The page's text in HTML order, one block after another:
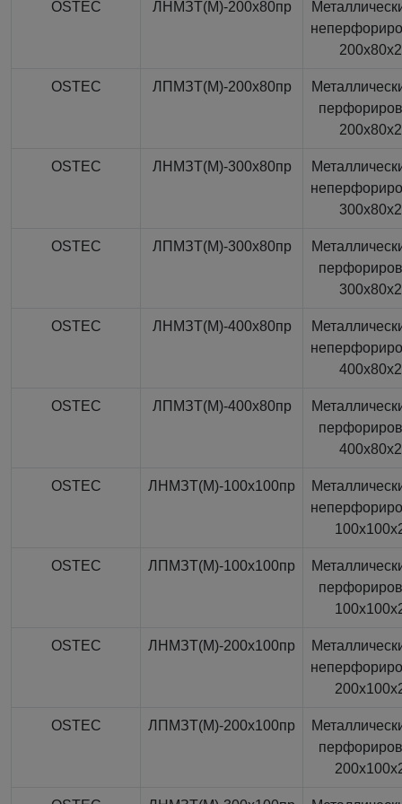
OSTEC ЛНМЗТ(М)-200x80пр
OSTEC ЛПМЗТ(М)-200x80пр
OSTEC ЛНМЗТ(М)-300x80пр
OSTEC ЛПМЗТ(М)-300x80пр
OSTEC ЛНМЗТ(М)-400x80пр
OSTEC ЛПМЗТ(М)-400x80пр
OSTEC ЛНМЗТ(М)-100x100пр
OSTEC ЛПМЗТ(М)-100x100пр
OSTEC ЛНМЗТ(М)-200x100пр
OSTEC ЛПМЗТ(М)-200x100пр